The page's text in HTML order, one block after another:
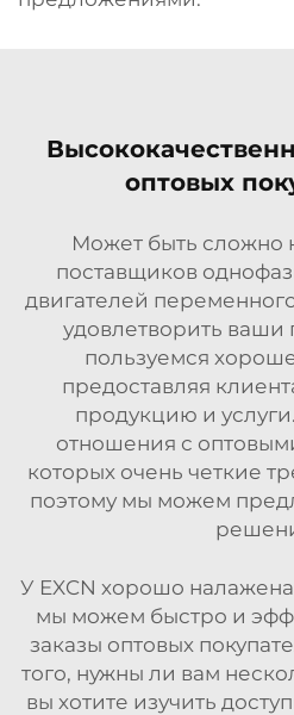
оптовых
Может быть сложно
поставщиков
двигателей переменного
удовлетворить ваши
пользуемся
предоставляя
продукцию и
отношения с
которых очень четкие
поэтому мы можем
У EXCN хорошо
мы можем быстро и
заказы оптовых
того, нужны ли вам
вы хотите изучить